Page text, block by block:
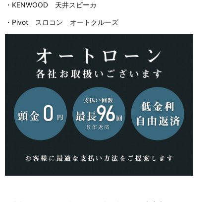
・KENWOOD 天井スピーカ
・Pivot スロコン オートクルーズ